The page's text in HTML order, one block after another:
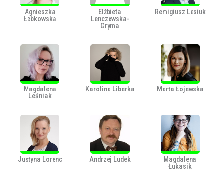
Agnieszka
Łebkowska
Elżbieta
Lenczewska-
Gryma
Remigiusz Lesiuk
Magdalena
Leśniak
Karolina Liberka Marta Łojewska
Justyna Lorenc Andrzej Ludek
Magdalena
Łukasik